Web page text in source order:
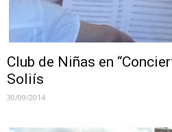
Club de Niñas en
Soliís
30/09/2014